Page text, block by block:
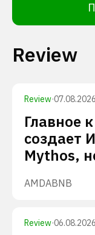
Review
Review·
Главное
создает
Mythos,
AMDABNB
Review·